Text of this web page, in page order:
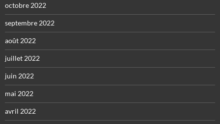
octobre 2022
septembre 2022
août 2022
juillet 2022
juin 2022
mai 2022
avril 2022